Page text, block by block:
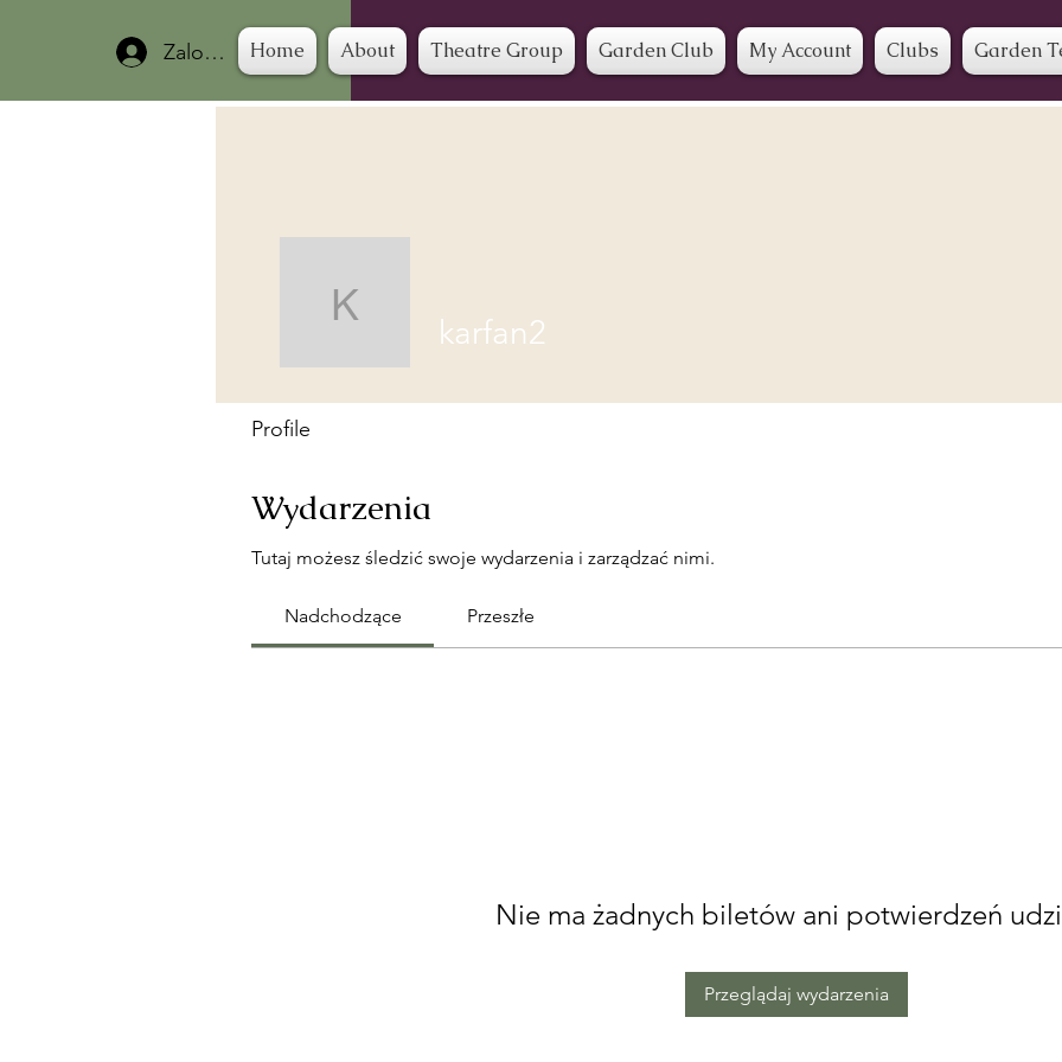
Zaloguj sięHome About Theatre Group Garden Club My Account Clubs Garden
Wydarzenia
Tutaj możesz śledzić swoje wydarzenia i zarządzać nimi.
Nadchodzące Przeszłe
Nie ma żadnych biletów ani potwierdzeń
Przeglądaj wydarzenia
karfan2karfan2
Profile